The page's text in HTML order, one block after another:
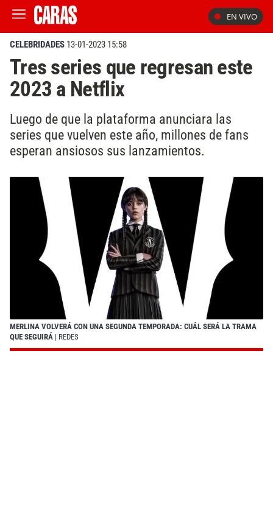
EN VIVO
CELEBRIDADES 13-01-2023 15:58
Tres series que regresan este
2023 a Netflix
Luego de que la plataforma anunciara las
series que vuelven este año, millones de fans
esperan ansiosos sus lanzamientos.
MERLINA VOLVERÁ CON UNA SEGUNDA TEMPORADA: CUÁL SERÁ LA TRAMA
QUE SEGUIRÁ | REDES